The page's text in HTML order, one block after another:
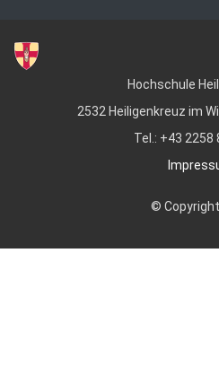
Hochschule
2532 Heiligenkreuz im
Tel.: +43 2258
©